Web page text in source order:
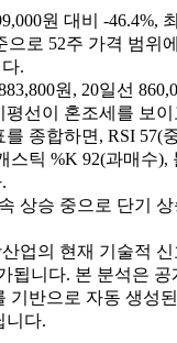
원 대비 -46.4%,
으로 52주 가격 범위
.
원, 20일선
평선이 혼조세를 보
를 종합하면, RSI 57(
스틱 %K 92(과매수),
상승 중으로 단기
업의 현재 기술적
됩니다. 본 분석은 공
기반으로 자동 생성
니다.